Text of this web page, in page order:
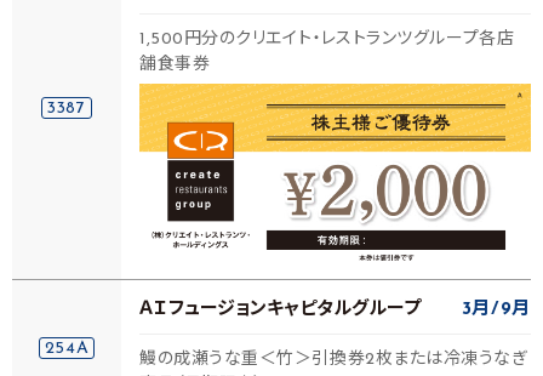
3387
1,500円分のクリエイト・レストランツグループ各店
舗食事券
254A
ＡＩフュージョンキャピタルグループ 3月 9月
鰻の成瀬うな重＜竹＞引換券2枚または冷凍うなぎ